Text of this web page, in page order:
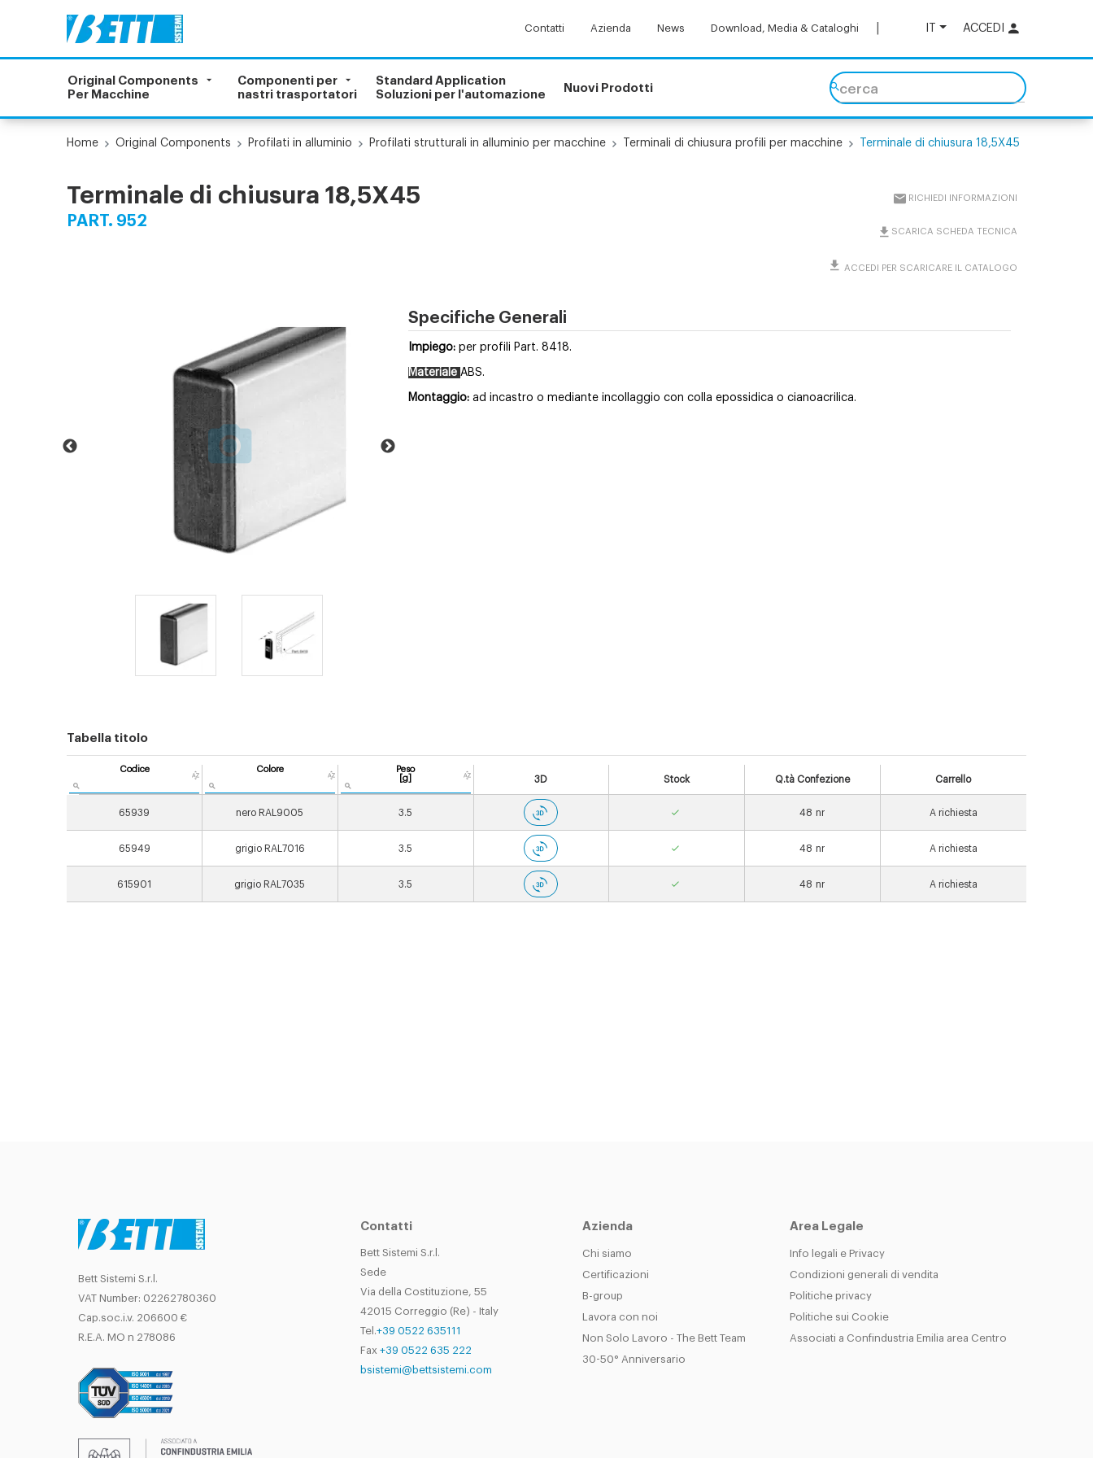
ACCEDI
Contatti Azienda News Download, Media & Cataloghi
Original Components
Per Macchine
Componenti per
nastri trasportatori
Standard Application
Soluzioni per l'automazione
Nuovi Prodotti cerca
Home Original Components Profilati in alluminio Profilati strutturali in alluminio per macchine Terminali di chiusura profili per macchine Terminale di chiusura 18,5X45
Terminale di chiusura 18,5X45
PART. 952
RICHIEDI INFORMAZIONI
SCARICA SCHEDA TECNICA
ACCEDI PER SCARICARE IL CATALOGO
Specifiche Generali
Impiego: per profili Part. 8418.
Materiale ABS.
Montaggio: ad incastro o mediante incollaggio con colla epossidica o cianoacrilica.
Tabella titolo
Codice Colore
Peso
[g]
3D Stock Q.tà Confezione Carrello
65939 nero RAL9005 3.5 48 nr A richiesta
65949 grigio RAL7016 3.5 48 nr A richiesta
615901 grigio RAL7035 3.5 48 nr A richiesta
Bett Sistemi S.r.l.
VAT Number: 02262780360
Cap.soc.i.v. 206600 €
R.E.A. MO n 278086
Contatti
Bett Sistemi S.r.l.
Sede
Via della Costituzione, 55
42015 Correggio (Re) - Italy
Tel.+39 0522 635111
Fax +39 0522 635 222
bsistemi@bettsistemi.com
Azienda
Chi siamo
Certificazioni
B-group
Lavora con noi
Non Solo Lavoro - The Bett Team
30-50° Anniversario
Area Legale
Info legali e Privacy
Condizioni generali di vendita
Politiche privacy
Politiche sui Cookie
Associati a Confindustria Emilia area Centro